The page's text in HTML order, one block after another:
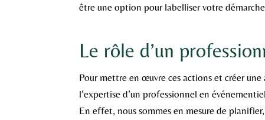
être une option pour labelliser votre
Le rôle d’un
Pour mettre en œuvre ces actions et créer
l’expertise d’un professionnel en
En effet, nous sommes en mesure de